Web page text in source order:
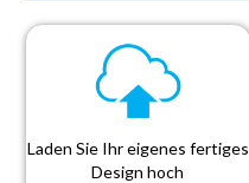
Laden Sie Ihr eigenes fertiges
Design hoch